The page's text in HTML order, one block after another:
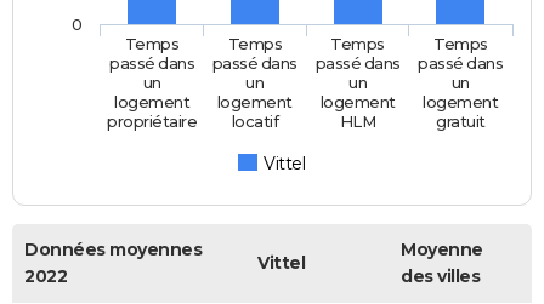
Vittel
Temps
passé dans
un
logement
propriétaire
Temps
passé dans
un
logement
locatif
Temps
passé dans
un
logement
HLM
Temps
passé dans
un
logement
gratuit
0
Données moyennes
2022
Vittel
Moyenne
des villes